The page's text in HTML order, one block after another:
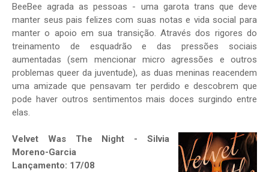
BeeBee agrada as pessoas - uma garota trans que deve
manter seus pais felizes com suas notas e vida social para
manter o apoio em sua transição. Através dos rigores do
treinamento de esquadrão e das pressões sociais
aumentadas (sem mencionar micro agressões e outros
problemas queer da juventude), as duas meninas reacendem
uma amizade que pensavam ter perdido e descobrem que
pode haver outros sentimentos mais doces surgindo entre
elas.
Velvet Was The Night - Silvia
Moreno-Garcia
Lançamento: 17/08